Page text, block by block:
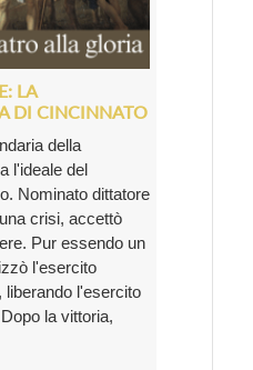
LA
DI CINCINNATO
della
l'ideale del
Nominato dittatore
crisi, accettò
Pur essendo un
l'esercito
liberando l'esercito
la vittoria,